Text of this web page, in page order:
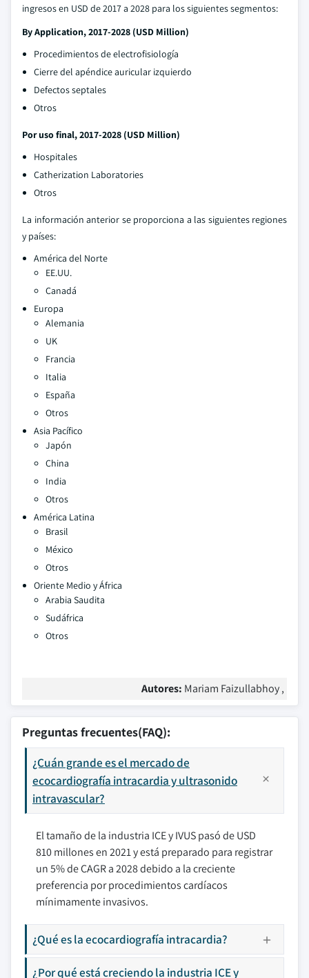
ingresos en USD de 2017 a 2028 para los siguientes segmentos:
By Application, 2017-2028 (USD Million)
Procedimientos de electrofisiología
Cierre del apéndice auricular izquierdo
Defectos septales
Otros
Por uso final, 2017-2028 (USD Million)
Hospitales
Catherization Laboratories
Otros
La información anterior se proporciona a las siguientes regiones
y países:
América del Norte
EE.UU.
Canadá
Europa
Alemania
UK
Francia
Italia
España
Otros
Asia Pacífico
Japón
China
India
Otros
América Latina
Brasil
México
Otros
Oriente Medio y África
Arabia Saudita
Sudáfrica
Otros
Autores: Mariam Faizullabhoy ,
Preguntas frecuentes(FAQ):
¿Cuán grande es el mercado de
ecocardiografía intracardia y ultrasonido
intravascular?
El tamaño de la industria ICE y IVUS pasó de USD
810 millones en 2021 y está preparado para registrar
un 5% de CAGR a 2028 debido a la creciente
preferencia por procedimientos cardíacos
mínimamente invasivos.
¿Qué es la ecocardiografía intracardia?
¿Por qué está creciendo la industria ICE y